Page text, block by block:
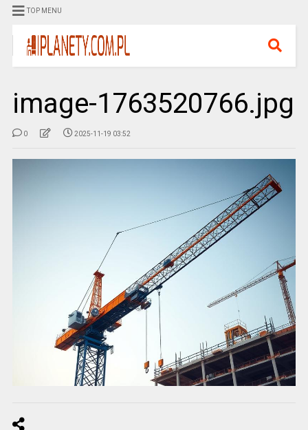
TOP MENU
image-1763520766.jpg
0 2025-11-19 03:52